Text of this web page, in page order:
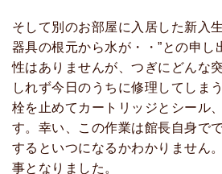
そして別のお部屋に入居した新入
器具の根元から水が・・”との申し
性はありませんが、つぎにどんな
しれず今日のうちに修理してしま
栓を止めてカートリッジとシール
す。幸い、この作業は館長自身で
するといつになるかわかりません
事となりました。